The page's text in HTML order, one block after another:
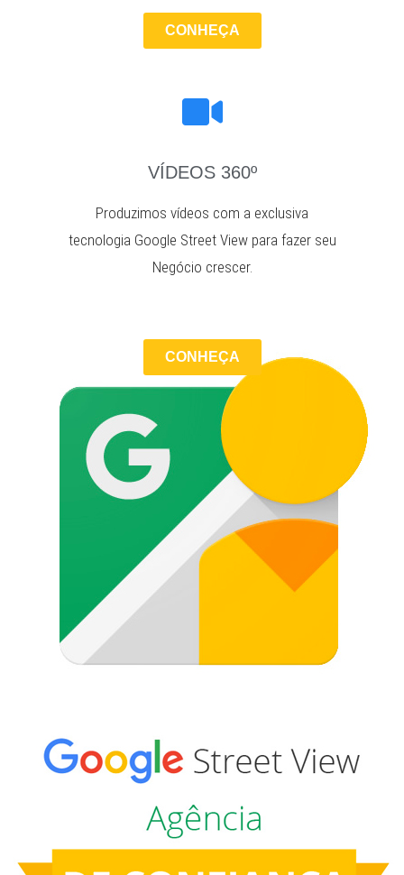
CONHEÇA
VÍDEOS 360º
Produzimos vídeos com a exclusiva
tecnologia Google Street View para fazer seu
Negócio crescer.
CONHEÇA